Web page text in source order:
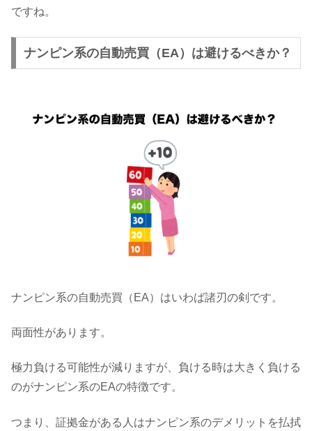
ですね。
ナンピン系の自動売買（EA）は避けるべきか？
ナンピン系の自動売買（EA）はいわば諸刃の剣です。
両面性があります。
極力負ける可能性が減りますが、負ける時は大きく負ける
のがナンピン系のEAの特徴です。
つまり、証拠金がある人はナンピン系のデメリットを払拭